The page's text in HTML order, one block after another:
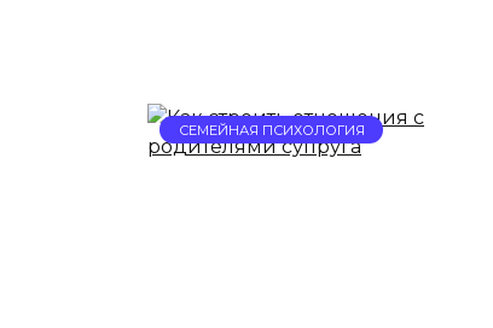
СЕМЕЙНАЯ ПСИХОЛОГИЯ